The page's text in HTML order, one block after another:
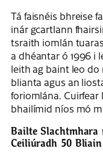
Tá faisnéis bhreise
inár gcartlann
tsraith iomlán
a dhéantar ó 1996 i
leith ag baint leo
blianta agus an
foriomlána. Cuirfear
bhailímid níos mó
Bailte Slachtmhara
Ceiliúradh 50 Bliain